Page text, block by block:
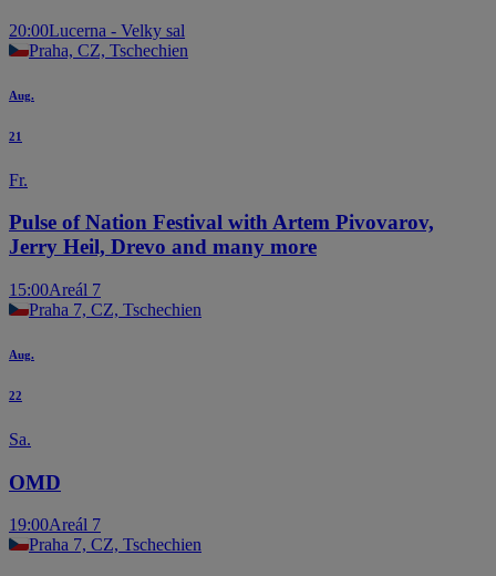
20:00Lucerna - Velky sal
Praha, CZ, Tschechien
Aug.
21
Fr.
Pulse of Nation Festival with Artem Pivovarov,
Jerry Heil, Drevo and many more
15:00Areál 7
Praha 7, CZ, Tschechien
Aug.
22
Sa.
OMD
19:00Areál 7
Praha 7, CZ, Tschechien